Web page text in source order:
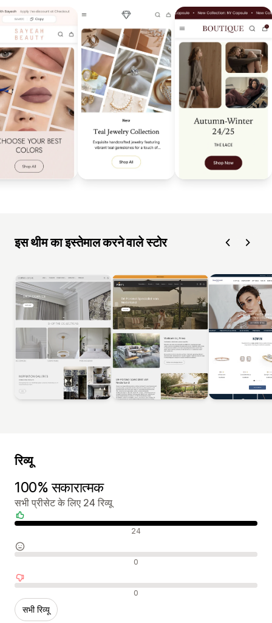
इस थीम का इस्तेमाल करने वाले स्टोर
रिव्यू
100% सकारात्मक
सभी प्रीसेट के लिए 24 रिव्यू
सकारात्मक रिव्यू 24
न्यूट्रल रिव्यू 0
नकारात्मक रिव्यू 0
सभी रिव्यू